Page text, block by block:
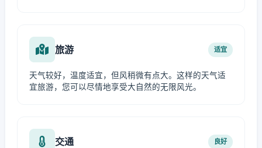
旅游 适宜
天气较好，温度适宜，但风稍微有点大。这样的天气适
宜旅游，您可以尽情地享受大自然的无限风光。
交通 良好